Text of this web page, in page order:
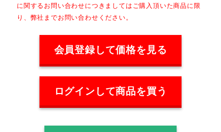
に関するお問い合わせにつきましてはご購入頂いた商品に限
り、弊社までお問い合わせください。
会員登録して価格を見る
ログインして商品を買う